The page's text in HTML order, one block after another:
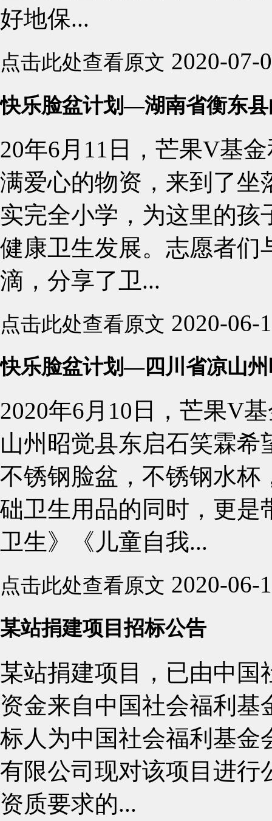
好地保...
点击此处查看原文 2020-07-
快乐脸盆计划—湖南省衡东
20年6月11日，芒果V基
满爱心的物资，来到了坐
实完全小学，为这里的
健康卫生发展。志愿者们
滴，分享了卫...
点击此处查看原文 2020-06-
快乐脸盆计划—四川省凉山
2020年6月10日，芒果V
山州昭觉县东启石笑霖
不锈钢脸盆，不锈钢水杯
础卫生用品的同时，更是
卫生》《儿童自我...
点击此处查看原文 2020-06-
某站捐建项目招标公告
某站捐建项目，已由中国
资金来自中国社会福利
标人为中国社会福利基金
有限公司现对该项目进行
资质要求的...